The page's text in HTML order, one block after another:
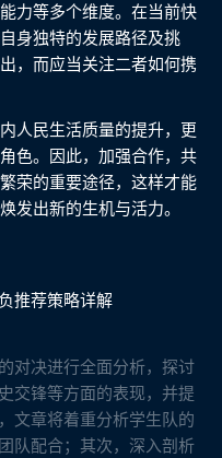
力等多个维度。在当前快
身独特的发展路径及挑
，而应当关注二者如何携
人民生活质量的提升，更
色。因此，加强合作，共
荣的重要途径，这样才能
发出新的生机与活力。
推荐策略详解
对决进行全面分析，探讨
交锋等方面的表现，并提
文章将着重分析学生队的
队配合；其次，深入剖析